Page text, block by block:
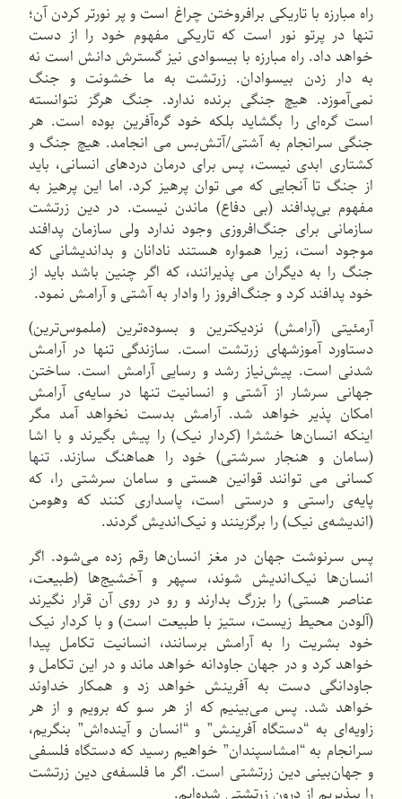
راه مبارزه با تاریكی برافروختن چراغ است و پر نورتر كردن آن؛
تنها در پرتو نور است كه تاریكی مفهوم خود را از دست
خواهد داد. راه مبارزه با بیسوادی نیز گسترش دانش است نه
به دار زدن بیسوادان. زرتشت به ما خشونت و جنگ
نمی‌آموزد. هیچ جنگی برنده ندارد. جنگ هرگز نتوانسته
است گره‌ای را بگشاید بلكه خود گره‌آفرین بوده است. هر
جنگی سرانجام به آشتی/آتش‌بس می انجامد. هیچ جنگ و
كشتاری ابدی نیست، پس برای درمان دردهای انسانی، باید
از جنگ تا آنجایی كه می توان پرهیز كرد. اما این پرهیز به
مفهوم بی‌پدافند (بی دفاع) ماندن نیست. در دین زرتشت
سازمانی برای جنگ‌افروزی وجود ندارد ولی سازمان پدافند
موجود است، زیرا همواره هستند نادانان و بداندیشانی كه
جنگ را به دیگران می پذیرانند، كه اگر چنین باشد باید از
خود پدافند كرد و جنگ‌افروز را وادار به آشتی و آرامش نمود.
آرمئیتی (آرامش) نزدیکترین و بسوده‌ترین (ملموس‌ترین)
دستاورد آموزشهای زرتشت است. سازندگی تنها در آرامش
شدنی است. پیش‌نیاز رشد و رسایی آرامش است. ساختن
جهانی سرشار از آشتی و انسانیت تنها در سایه‌ی آرامش
امكان پذیر خواهد شد. آرامش بدست نخواهد آمد مگر
اینكه انسان‌ها خشثرا (كردار نیک) را پیش بگیرند و با اشا
(سامان و هنجار سرشتی) خود را هماهنگ سازند. تنها
كسانی می توانند قوانین هستی و سامان سرشتی را، كه
پایه‌ی راستی و درستی است، پاسداری كنند كه وهومن
(اندیشه‌ی نیک) را برگزینند و نیک‌اندیش گردند.
پس سرنوشت جهان در مغز انسان‌ها رقم زده می‌شود. اگر
انسان‌ها نیک‌اندیش شوند، سپهر و آخشیج‌ها (طبیعت،
عناصر هستی) را بزرگ بدارند و رو در روی آن قرار نگیرند
(آلودن محیط زیست، ستیز با طبیعت است) و با كردار نیک
خود بشریت را به آرامش برسانند، انسانیت تكامل پیدا
خواهد كرد و در جهان جاودانه خواهد ماند و در این تكامل و
جاودانگی دست به آفرینش خواهد زد و همكار خداوند
خواهد شد. پس می‌بینیم كه از هر سو كه برویم و از هر
زاویه‌ای به “دستگاه آفرینش” و “انسان و آینده‌اش” بنگریم،
سرانجام به “امشاسپندان” خواهیم رسید كه دستگاه فلسفی
و جهان‌بینی دین زرتشتی است. اگر ما فلسفه‌ی دین زرتشت
را بپذیریم از درون زرتشتی شده‌ایم.